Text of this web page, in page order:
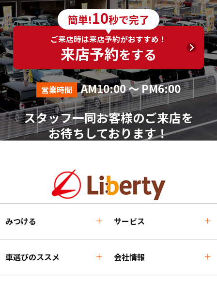
簡単!10秒で完了
ご来店時は来店予約がおすすめ！
来店予約をする
営業時間 AM10:00 ～ PM6:00
スタッフ一同お客様のご来店を
お待ちしております！
みつける サービス
車選びのススメ 会社情報